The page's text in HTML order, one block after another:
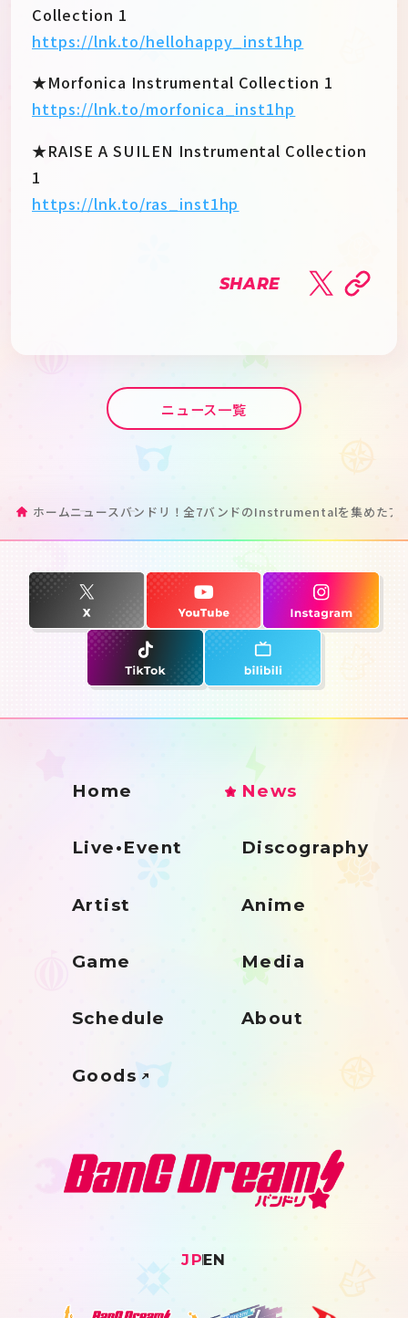
Collection 1
https://lnk.to/hellohappy_inst1hp
★Morfonica Instrumental Collection 1
https://lnk.to/morfonica_inst1hp
★RAISE A SUILEN Instrumental Collection
1
https://lnk.to/ras_inst1hp
SHARE
ニュース一覧
ホームニュース バンドリ！全7バンドのInstrumentalを集めたア
Home News
Live•Event Discography
Artist Anime
Game Media
Schedule About
Goods
JPEN